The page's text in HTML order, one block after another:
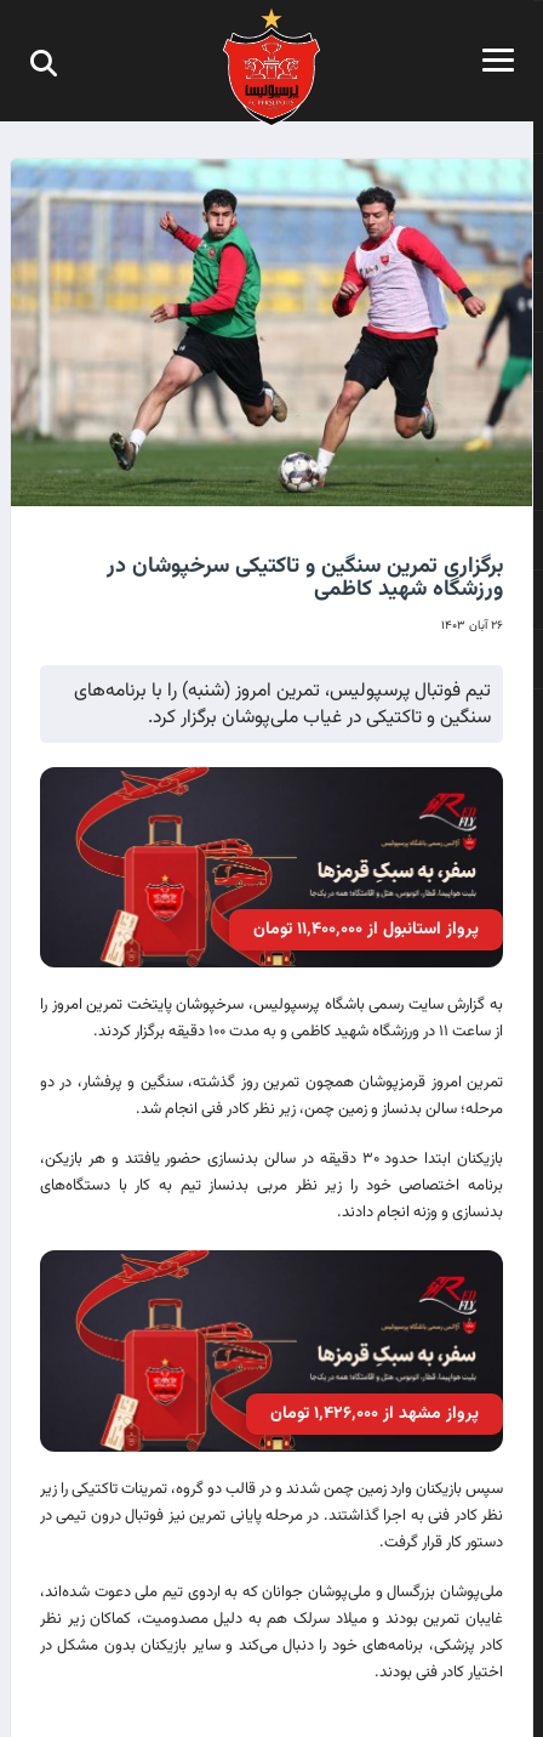
برگزاری تمرین سنگین و تاکتیکی سرخپوشان در
ورزشگاه شهید کاظمی
۲۶ آبان ۱۴۰۳
تیم فوتبال پرسپولیس، تمرین امروز (شنبه) را با برنامه‌های
سنگین و تاکتیکی در غیاب ملی‌پوشان برگزار کرد.
پرواز استانبول از ۱۱٬۴۰۰٬۰۰۰ تومان
به گزارش سایت رسمی باشگاه پرسپولیس، سرخپوشان پایتخت تمرین امروز را
از ساعت ۱۱ در ورزشگاه شهید کاظمی و به مدت ۱۰۰ دقیقه برگزار کردند.
تمرین امروز قرمزپوشان همچون تمرین روز گذشته، سنگین و پرفشار، در دو
مرحله؛ سالن بدنساز و زمین چمن، زیر نظر کادر فنی انجام شد.
بازیکنان ابتدا حدود ۳۰ دقیقه در سالن بدنسازی حضور یافتند و هر بازیکن،
برنامه اختصاصی خود را زیر نظر مربی بدنساز تیم به کار با دستگاه‌های
بدنسازی و وزنه انجام دادند.
پرواز مشهد از ۱٬۴۲۶٬۰۰۰ تومان
سپس بازیکنان وارد زمین چمن شدند و در قالب دو گروه، تمرینات تاکتیکی را زیر
نظر کادر فنی به اجرا گذاشتند. در مرحله پایانی تمرین نیز فوتبال درون تیمی در
دستور کار قرار گرفت.
ملی‌پوشان بزرگسال و ملی‌پوشان جوانان که به اردوی تیم ملی دعوت شده‌اند،
غایبان تمرین بودند و میلاد سرلک هم به دلیل مصدومیت، کماکان زیر نظر
کادر پزشکی، برنامه‌های خود را دنبال می‌کند و سایر بازیکنان بدون مشکل در
اختیار کادر فنی بودند.